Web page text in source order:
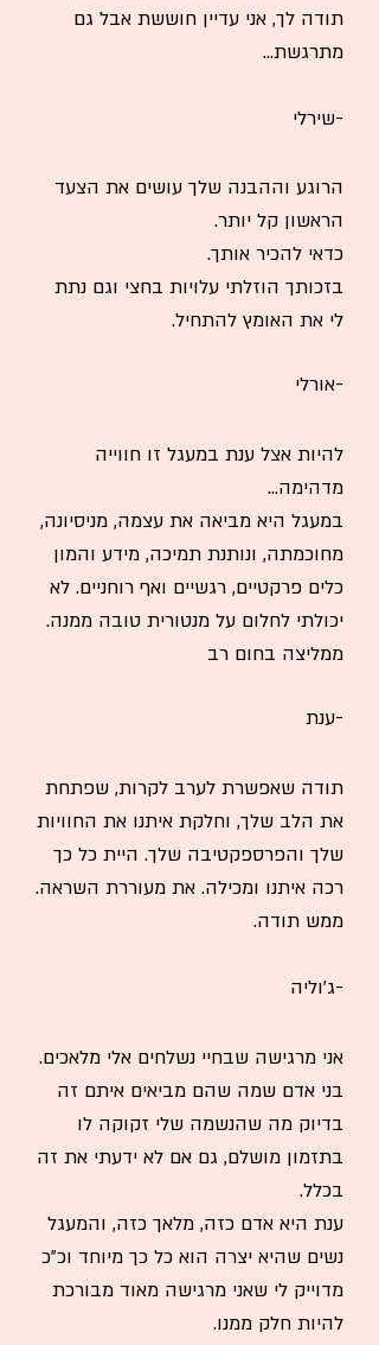
תודה לך, אני עדיין חוששת אבל גם
מתרגשת...
-שירלי
הרוגע וההבנה שלך עושים את הצעד
הראשון קל יותר.
כדאי להכיר אותך.
בזכותך הוזלתי עלויות בחצי וגם נתת
לי את האומץ להתחיל.
-אורלי
להיות אצל ענת במעגל זו חווייה
מדהימה...
במעגל היא מביאה את עצמה, מניסיונה,
מחוכמתה, ונותנת תמיכה, מידע והמון
כלים פרקטיים, רגשיים ואף רוחניים. לא
יכולתי לחלום על מנטורית טובה ממנה.
ממליצה בחום רב
-ענת
תודה שאפשרת לערב לקרות, שפתחת
את הלב שלך, וחלקת איתנו את החוויות
שלך והפרספקטיבה שלך. היית כל כך
רכה איתנו ומכילה. את מעוררת השראה.
ממש תודה.
-ג'וליה
אני מרגישה שבחיי נשלחים אלי מלאכים.
בני אדם שמה שהם מביאים איתם זה
בדיוק מה שהנשמה שלי זקוקה לו
בתזמון מושלם, גם אם לא ידעתי את זה
בכלל.
ענת היא אדם כזה, מלאך כזה, והמעגל
נשים שהיא יצרה הוא כל כך מיוחד וכ"כ
מדוייק לי שאני מרגישה מאוד מבורכת
להיות חלק ממנו.